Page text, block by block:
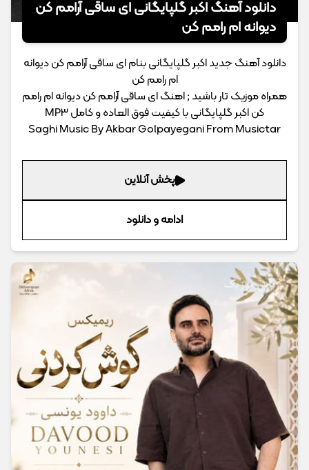
دانلود آهنگ اکبر گلپایگانی ای ساقی آرامم کن
دیوانه ام رامم کن
دانلود آهنگ جدید اکبر گلپایگانی بنام ای ساقی آرامم کن دیوانه
ام رامم کن
همراه موزیک تار باشید ; اهنگ ای ساقی آرامم کن دیوانه ام رامم
کن اکبر گلپایگانی با کیفیت فوق العاده و کامل MP3
Saghi Music By Akbar Golpayegani From Musictar
پخش آنلاین
ادامه و دانلود